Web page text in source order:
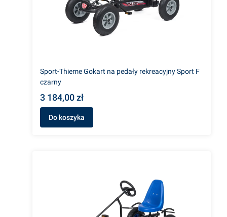
Sport-Thieme Gokart na pedały rekreacyjny Sport F
czarny
3 184,00 zł
Do koszyka